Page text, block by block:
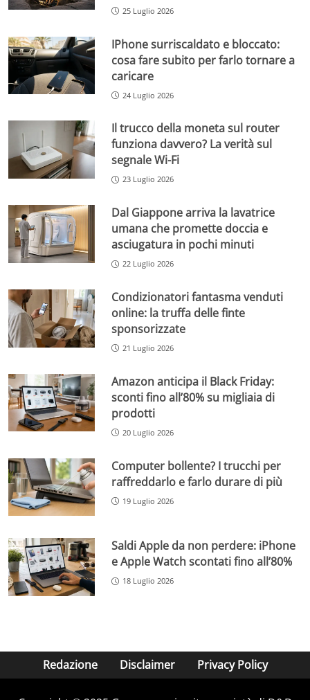
25 Luglio 2026
IPhone surriscaldato e bloccato:
cosa fare subito per farlo tornare a
caricare
24 Luglio 2026
Il trucco della moneta sul router
funziona davvero? La verità sul
segnale Wi-Fi
23 Luglio 2026
Dal Giappone arriva la lavatrice
umana che promette doccia e
asciugatura in pochi minuti
22 Luglio 2026
Condizionatori fantasma venduti
online: la truffa delle finte
sponsorizzate
21 Luglio 2026
Amazon anticipa il Black Friday:
sconti fino all’80% su migliaia di
prodotti
20 Luglio 2026
Computer bollente? I trucchi per
raffreddarlo e farlo durare di più
19 Luglio 2026
Saldi Apple da non perdere: iPhone
e Apple Watch scontati fino all’80%
18 Luglio 2026
Redazione Disclaimer Privacy Policy